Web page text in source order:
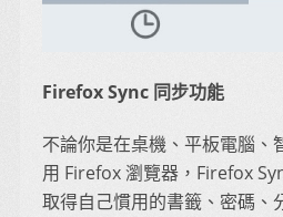
Firefox Sync 同步功能
不論你是在桌機、平板電腦、
用 Firefox 瀏覽器，Firefox
取得自己慣用的書籤、密碼、